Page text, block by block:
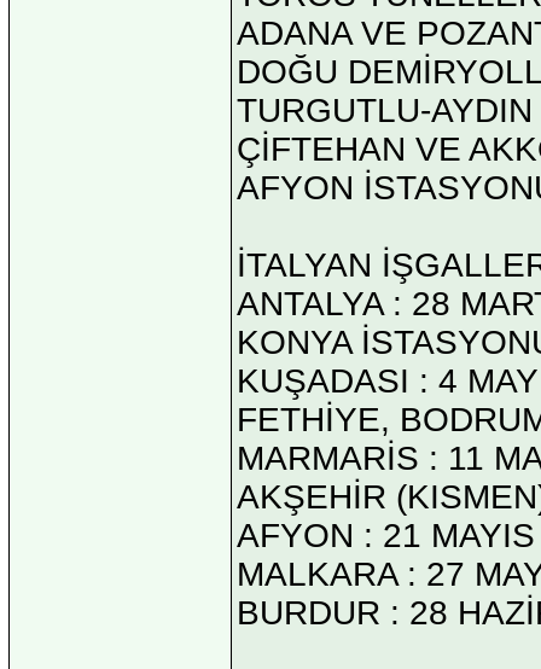
ADANA VE
DOĞU
TURGUTLU-
ÇİFTEHAN VE
AFYON
İTALYAN
ANTALYA : 28
KONYA
KUŞADASI : 4
FETHİYE,
MARMARİS : 11
AKŞEHİR
AFYON : 21
MALKARA : 27
BURDUR : 28